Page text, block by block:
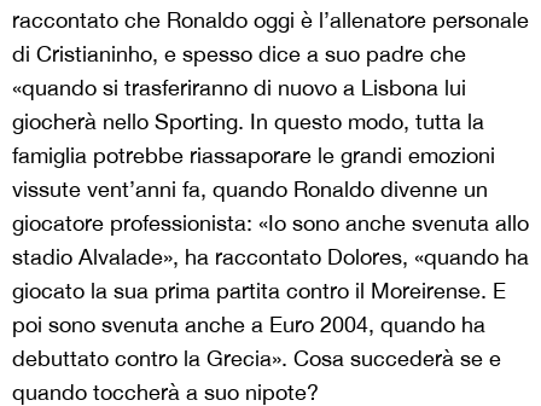
raccontato che Ronaldo oggi è l’allenatore personale
di Cristianinho, e spesso dice a suo padre che
«quando si trasferiranno di nuovo a Lisbona lui
giocherà nello Sporting. In questo modo, tutta la
famiglia potrebbe riassaporare le grandi emozioni
vissute vent’anni fa, quando Ronaldo divenne un
giocatore professionista: «Io sono anche svenuta allo
stadio Alvalade», ha raccontato Dolores, «quando ha
giocato la sua prima partita contro il Moreirense. E
poi sono svenuta anche a Euro 2004, quando ha
debuttato contro la Grecia». Cosa succederà se e
quando toccherà a suo nipote?